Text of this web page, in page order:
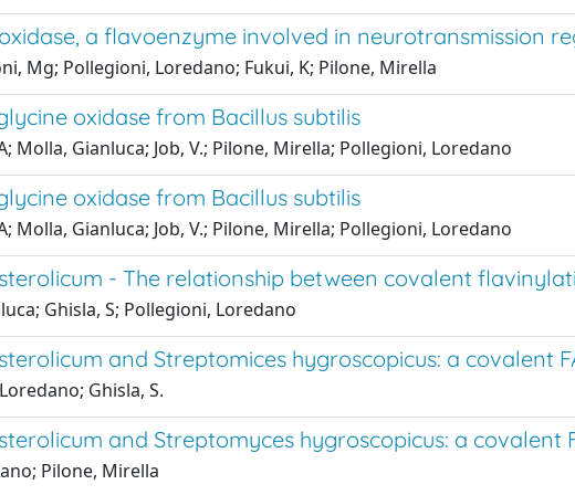
a flavoenzyme involved in neurotransmission
Mg; Pollegioni, Loredano; Fukui, K; Pilone, Mirella
oxidase from Bacillus subtilis
Molla, Gianluca; Job, V.; Pilone, Mirella; Pollegioni, Loredano
oxidase from Bacillus subtilis
Molla, Gianluca; Job, V.; Pilone, Mirella; Pollegioni, Loredano
- The relationship between covalent
Ghisla, S; Pollegioni, Loredano
and Streptomices hygroscopicus: a covalent
Ghisla, S.
and Streptomyces hygroscopicus: a covalent
Pilone, Mirella